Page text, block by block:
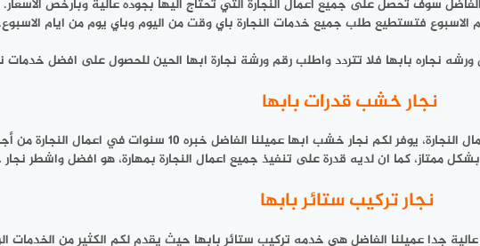
الفاضل سوف تحصل على جميع اعمال النجارة التي تحتاج اليها بجوده عالية وبأرخص الأسعار.
نجاره بابها فلا تتردد واطلب رقم ورشة نجارة ابها الحين للحصول على افضل خدمات
نجار خشب قدرات بابها
لكل من يبحث عن نجار خشب متخصص ويمتلك قدرات ومهارات في تنفيذ أعمال النجارة، يوفر
ممتاز، كما ان لديه قدرة على تنفيذ جميع اعمال النجارة بمهارة، هو افضل واشطر
نجار تركيب ستائر بابها
جدا عميلنا الفاضل هي خدمه تركيب ستائر بابها حيث يقدم لكم الكثير من الخدمات